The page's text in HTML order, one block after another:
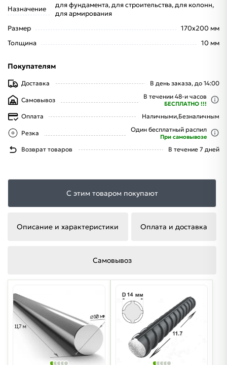
Назначение
для фундамента, для строительства, для колонн,
для армирования
Размер
170x200 мм
Толщина
10 мм
Покупателям
Доставка В день заказа, до 14:00
Самовывоз В течении 48-и часов
БЕСПЛАТНО !!!
Оплата Наличными,Безналичным
Резка Один бесплатный распил
При самовывозе
Возврат товаров В течение 7 дней
С этим товаром покупают
Описание и характеристики Оплата и доставка
Самовывоз